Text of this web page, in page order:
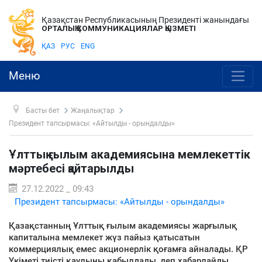
Қазақстан Республикасының Президенті жанындағы
ОРТАЛЫҚ КОММУНИКАЦИЯЛАР ҚЫЗМЕТІ
ҚАЗ РУС ENG
Меню
Басты бет
Жаңалықтар
Президент тапсырмасы: «Айтылды - орындалды»
Ұлттық ғылым академиясына мемлекеттік
мәртебесі қайтарылды
27.12.2022 _ 09:43
Президент тапсырмасы: «Айтылды - орындалды»
Қазақстанның Ұлттық ғылым академиясы жарғылық
капиталына мемлекет жүз пайыз қатысатын
коммерциялық емес акционерлік қоғамға айналады. ҚР